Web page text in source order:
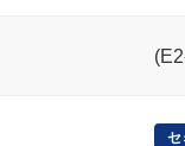
セ